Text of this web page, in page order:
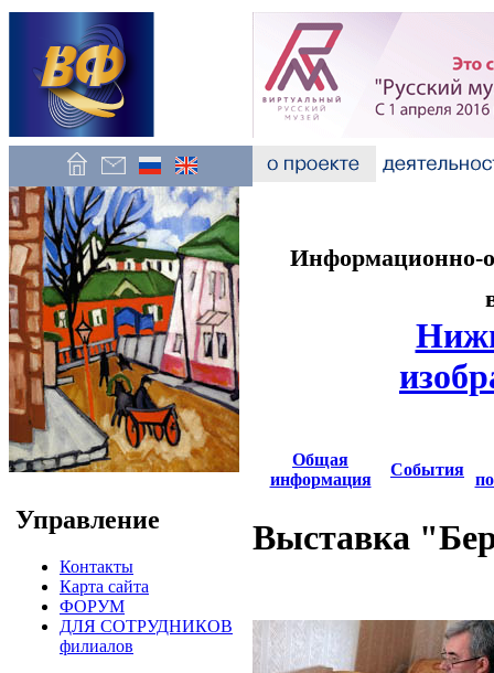
Управление
Контакты
Карта сайта
ФОРУМ
ДЛЯ СОТРУДНИКОВ
филиалов
Информационно-
Общая
информация
События
Выставка